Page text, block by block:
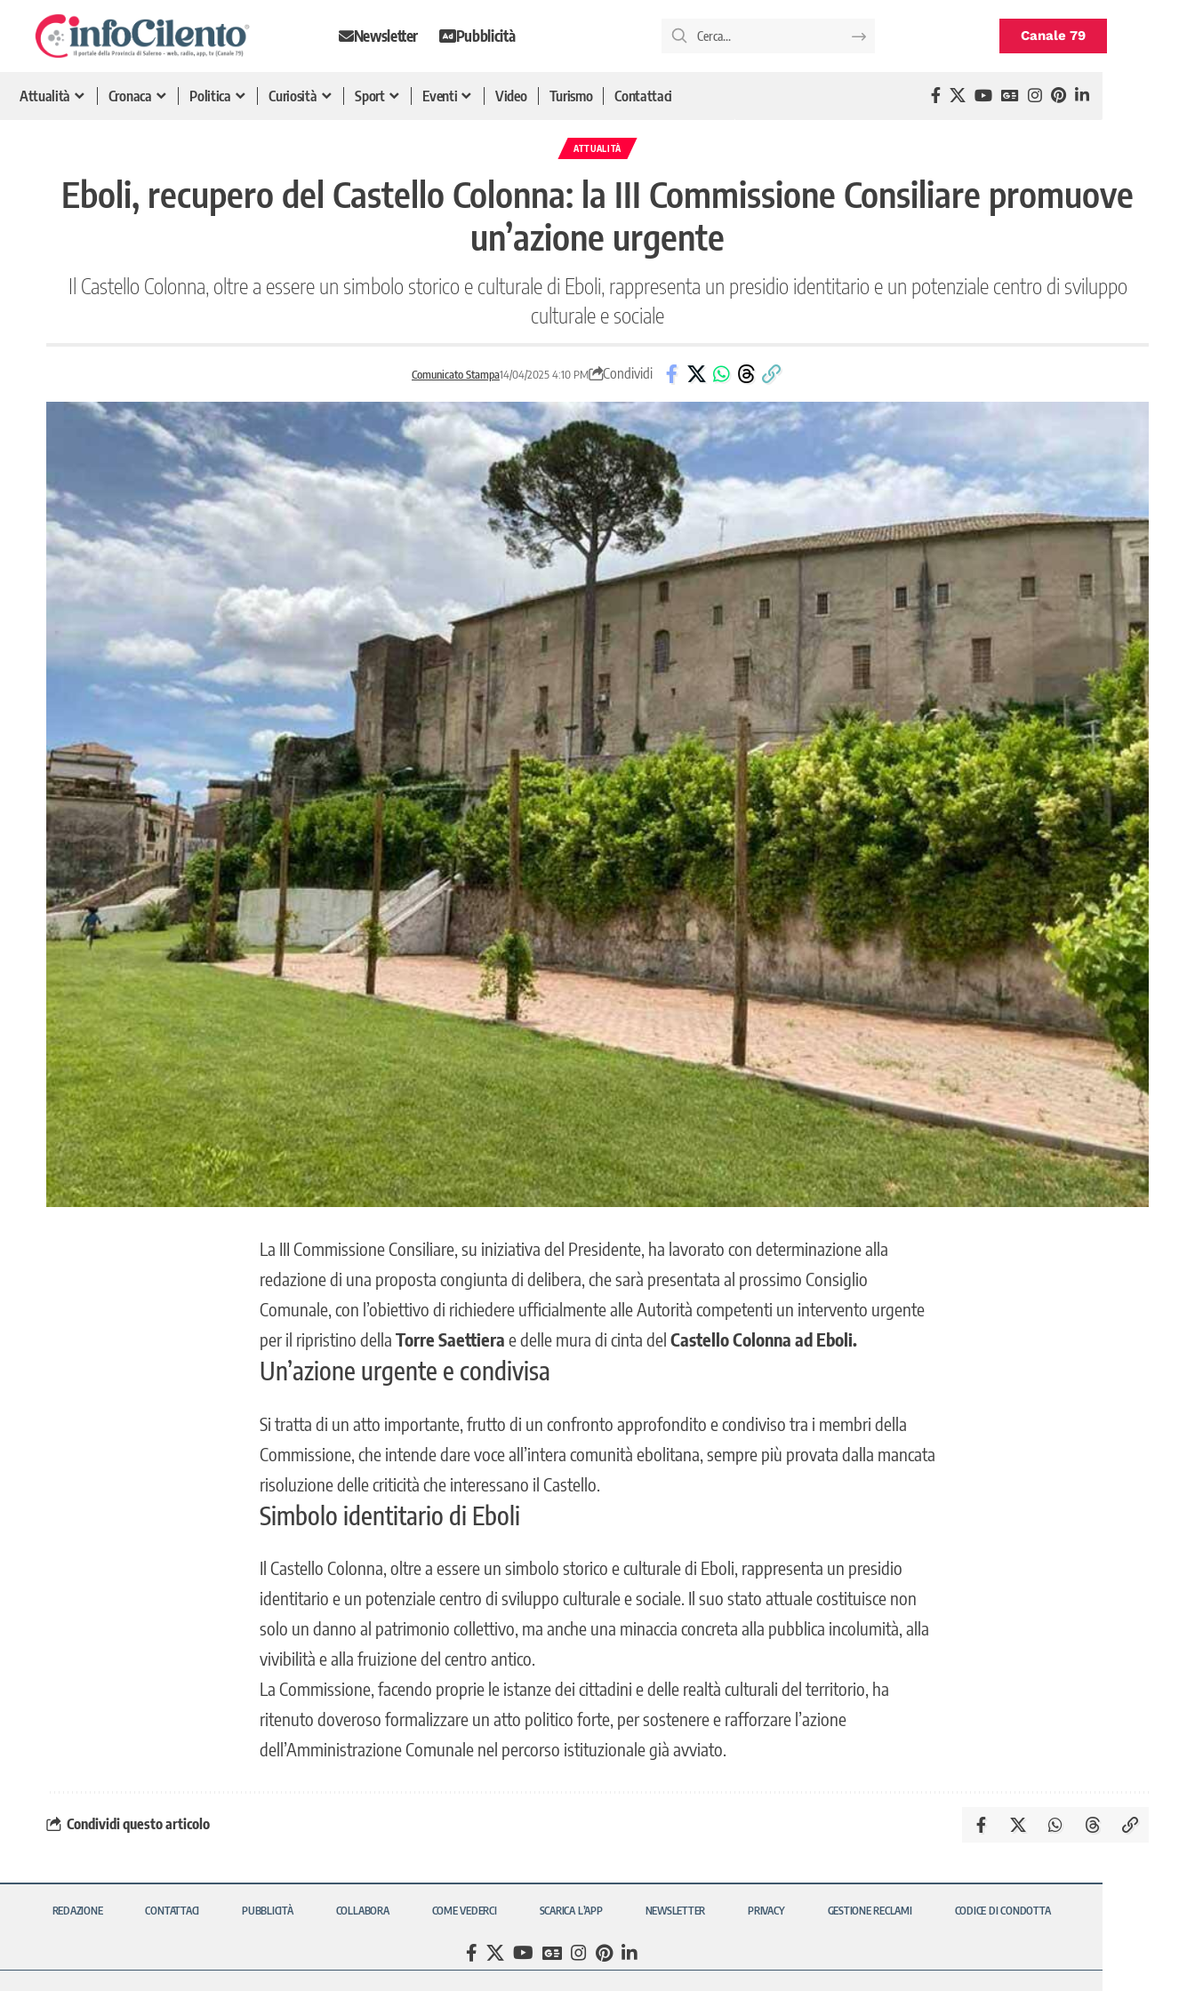
Newsletter Pubblicità Canale 79
Attualità Cronaca Politica Curiosità Sport Eventi Video Turismo Contattaci
ATTUALITÀ
Eboli, recupero del Castello Colonna: la III Commissione Consiliare promuove
un’azione urgente
Il Castello Colonna, oltre a essere un simbolo storico e culturale di Eboli, rappresenta un presidio identitario e un potenziale centro di sviluppo
culturale e sociale
Comunicato Stampa14/04/2025 4:10 PM Condividi
La III Commissione Consiliare, su iniziativa del Presidente, ha lavorato con determinazione alla
redazione di una proposta congiunta di delibera, che sarà presentata al prossimo Consiglio
Comunale, con l’obiettivo di richiedere ufficialmente alle Autorità competenti un intervento urgente
per il ripristino della Torre Saettiera e delle mura di cinta del Castello Colonna ad Eboli.
Un’azione urgente e condivisa
Si tratta di un atto importante, frutto di un confronto approfondito e condiviso tra i membri della
Commissione, che intende dare voce all’intera comunità ebolitana, sempre più provata dalla mancata
risoluzione delle criticità che interessano il Castello.
Simbolo identitario di Eboli
Il Castello Colonna, oltre a essere un simbolo storico e culturale di Eboli, rappresenta un presidio
identitario e un potenziale centro di sviluppo culturale e sociale. Il suo stato attuale costituisce non
solo un danno al patrimonio collettivo, ma anche una minaccia concreta alla pubblica incolumità, alla
vivibilità e alla fruizione del centro antico.
La Commissione, facendo proprie le istanze dei cittadini e delle realtà culturali del territorio, ha
ritenuto doveroso formalizzare un atto politico forte, per sostenere e rafforzare l’azione
dell’Amministrazione Comunale nel percorso istituzionale già avviato.
Condividi questo articolo
REDAZIONE CONTATTACI PUBBLICITÀ COLLABORA COME VEDERCI SCARICA L’APP NEWSLETTER PRIVACY GESTIONE RECLAMI CODICE DI CONDOTTA